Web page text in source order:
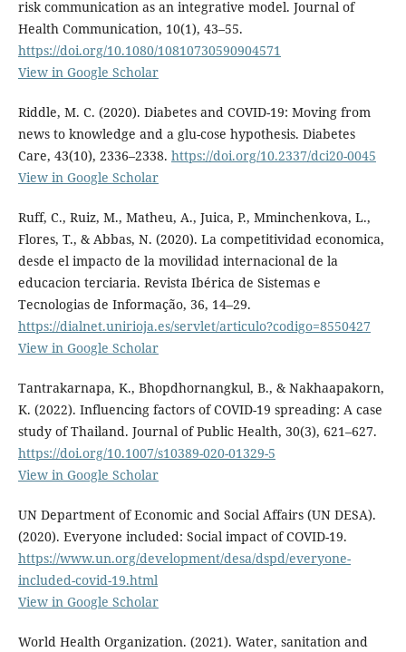
risk communication as an integrative model. Journal of
Health Communication, 10(1), 43–55.
https://doi.org/10.1080/10810730590904571
View in Google Scholar
Riddle, M. C. (2020). Diabetes and COVID-19: Moving from
news to knowledge and a glu-cose hypothesis. Diabetes
Care, 43(10), 2336–2338. https://doi.org/10.2337/dci20-0045
View in Google Scholar
Ruff, C., Ruiz, M., Matheu, A., Juica, P., Mminchenkova, L.,
Flores, T., & Abbas, N. (2020). La competitividad economica,
desde el impacto de la movilidad internacional de la
educacion terciaria. Revista Ibérica de Sistemas e
Tecnologias de Informação, 36, 14–29.
https://dialnet.unirioja.es/servlet/articulo?codigo=8550427
View in Google Scholar
Tantrakarnapa, K., Bhopdhornangkul, B., & Nakhaapakorn,
K. (2022). Influencing factors of COVID-19 spreading: A case
study of Thailand. Journal of Public Health, 30(3), 621–627.
https://doi.org/10.1007/s10389-020-01329-5
View in Google Scholar
UN Department of Economic and Social Affairs (UN DESA).
(2020). Everyone included: Social impact of COVID-19.
https://www.un.org/development/desa/dspd/everyone-
included-covid-19.html
View in Google Scholar
World Health Organization. (2021). Water, sanitation and